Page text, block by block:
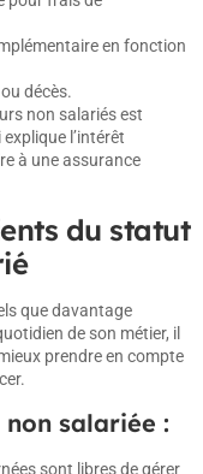
en fonction
décès.
non salariés est
l’intérêt
à une assurance
du statut
que davantage
de son métier, il
prendre en compte
salariée :
sont libres de gérer